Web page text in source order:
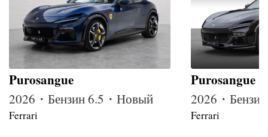
Purosangue
2026・Бензин 6.5・Новый
Ferrari
Purosangue
2026・
Ferrari